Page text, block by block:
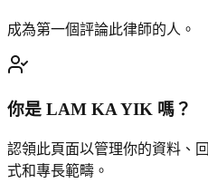
成為第一個評論此律師的人。
你是 LAM KA YIK 嗎？
認領此頁面以管理你的資料、
式和專長範疇。